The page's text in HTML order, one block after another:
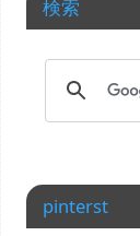
検索
pinterst